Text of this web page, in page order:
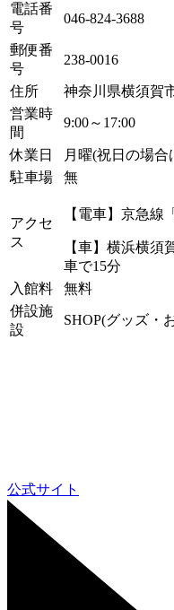
電話番
号
046-824-3688
郵便番
号
238-0016
住所
神奈川県横須賀
営業時
間
9:00～17:00
休業日
月曜(祝日の場合
駐車場
無
アクセ
ス
【電車】京急線
【車】横浜横須
車で15分
入館料
無料
併設施
設
SHOP(グッズ・
公式サイト